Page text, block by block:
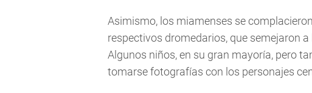
Asimismo, los miamenses se
respectivos dromedarios, que semejaron
Algunos niños, en su gran mayoría, pero
tomarse fotografías con los personajes